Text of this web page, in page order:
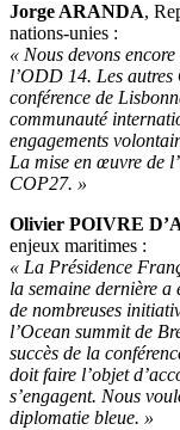
Jorge ARANDA,
nations-unies :
« Nous devons
l’ODD 14. Les autres
conférence de
communauté
engagements
La mise en œuvre de
COP27. »
Olivier POIVRE
enjeux maritimes :
« La Présidence
la semaine dernière a
de nombreuses
l’Ocean summit de
succès de la
doit faire l’objet
s’engagent. Nous
diplomatie bleue. »